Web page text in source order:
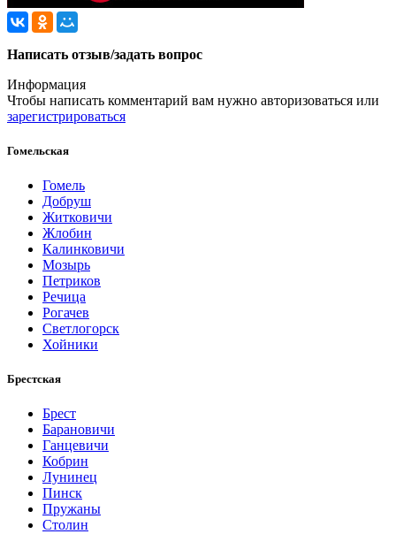
Написать отзыв/задать вопрос
Информация
Чтобы написать комментарий вам нужно авторизоваться или
зарегистрироваться
Гомельская
Гомель
Добруш
Житковичи
Жлобин
Калинковичи
Мозырь
Петриков
Речица
Рогачев
Светлогорск
Хойники
Брестская
Брест
Барановичи
Ганцевичи
Кобрин
Лунинец
Пинск
Пружаны
Столин